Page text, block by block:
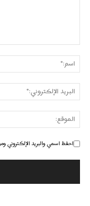
احفظ اسمي والبريد الإلكتروني